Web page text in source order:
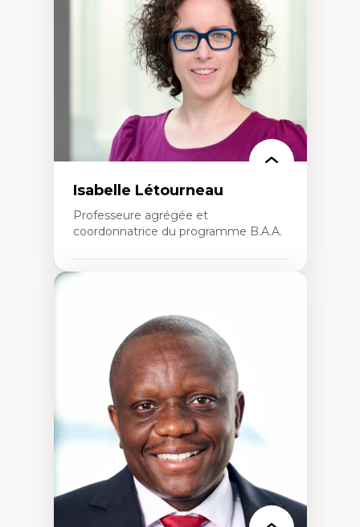
Théorie et pratiques en conservation de
l'environnement bâti
Conception de projet en milieu existant
Analyse critique en architecture et
enseignement du design architectural et
Isabelle Létourneau
Professeure agrégée et
coordonnatrice du programme B.A.A.
Gestion des ressources humaines
(attraction et fidélisation de la main-
d’œuvre)
Responsabilité sociale des organisations
Interventions organisationnelles
Comportement organisationnel
(mobilisation au travail)
Recherche qualitative
Éthique des affaires